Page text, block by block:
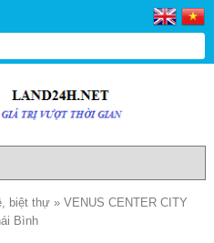
biệt thự » VENUS CENTER CITY
Bình